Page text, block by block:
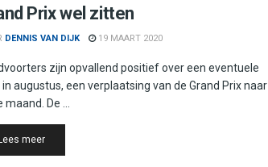
Prix wel zitten
DENNIS VAN DIJK 19 MAART 2020
zijn opvallend positief over een eventuele
augustus, een verplaatsing van de Grand Prix naar
maand. De ...
meerDetails